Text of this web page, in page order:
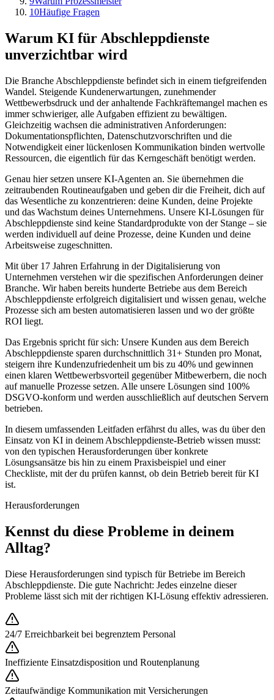
10Häufige Fragen
Warum KI für Abschleppdienste
unverzichtbar wird
Die Branche Abschleppdienste befindet sich in einem tiefgreifenden
Wandel. Steigende Kundenerwartungen, zunehmender
Wettbewerbsdruck und der anhaltende Fachkräftemangel machen es
immer schwieriger, alle Aufgaben effizient zu bewältigen.
Gleichzeitig wachsen die administrativen Anforderungen:
Dokumentationspflichten, Datenschutzvorschriften und die
Notwendigkeit einer lückenlosen Kommunikation binden wertvolle
Ressourcen, die eigentlich für das Kerngeschäft benötigt werden.
Genau hier setzen unsere KI-Agenten an. Sie übernehmen die
zeitraubenden Routineaufgaben und geben dir die Freiheit, dich auf
das Wesentliche zu konzentrieren: deine Kunden, deine Projekte
und das Wachstum deines Unternehmens. Unsere KI-Lösungen für
Abschleppdienste sind keine Standardprodukte von der Stange – sie
werden individuell auf deine Prozesse, deine Kunden und deine
Arbeitsweise zugeschnitten.
Mit über 17 Jahren Erfahrung in der Digitalisierung von
Unternehmen verstehen wir die spezifischen Anforderungen deiner
Branche. Wir haben bereits hunderte Betriebe aus dem Bereich
Abschleppdienste erfolgreich digitalisiert und wissen genau, welche
Prozesse sich am besten automatisieren lassen und wo der größte
ROI liegt.
Das Ergebnis spricht für sich: Unsere Kunden aus dem Bereich
Abschleppdienste sparen durchschnittlich 31+ Stunden pro Monat,
steigern ihre Kundenzufriedenheit um bis zu 40% und gewinnen
einen klaren Wettbewerbsvorteil gegenüber Mitbewerbern, die noch
auf manuelle Prozesse setzen. Alle unsere Lösungen sind 100%
DSGVO-konform und werden ausschließlich auf deutschen Servern
betrieben.
In diesem umfassenden Leitfaden erfährst du alles, was du über den
Einsatz von KI in deinem Abschleppdienste-Betrieb wissen musst:
von den typischen Herausforderungen über konkrete
Lösungsansätze bis hin zu einem Praxisbeispiel und einer
Checkliste, mit der du prüfen kannst, ob dein Betrieb bereit für KI
ist.
Herausforderungen
Kennst du diese Probleme in deinem
Alltag?
Diese Herausforderungen sind typisch für Betriebe im Bereich
Abschleppdienste. Die gute Nachricht: Jedes einzelne dieser
Probleme lässt sich mit der richtigen KI-Lösung effektiv adressieren.
24/7 Erreichbarkeit bei begrenztem Personal
Ineffiziente Einsatzdisposition und Routenplanung
Zeitaufwändige Kommunikation mit Versicherungen